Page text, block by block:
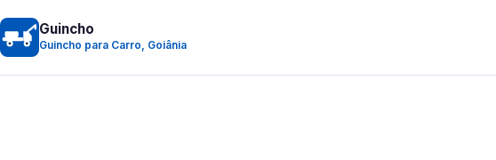
Guincho
Guincho para Carro, Goiânia